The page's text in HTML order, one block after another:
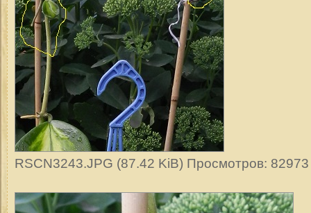
RSCN3243.JPG (87.42 KiB) Просмотров: 82973